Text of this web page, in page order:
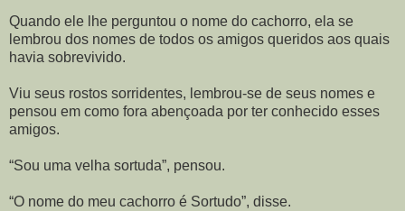
Quando ele lhe perguntou o nome do cachorro, ela se
lembrou dos nomes de todos os amigos queridos aos quais
havia sobrevivido.
Viu seus rostos sorridentes, lembrou-se de seus nomes e
pensou em como fora abençoada por ter conhecido esses
amigos.
“Sou uma velha sortuda”, pensou.
“O nome do meu cachorro é Sortudo”, disse.